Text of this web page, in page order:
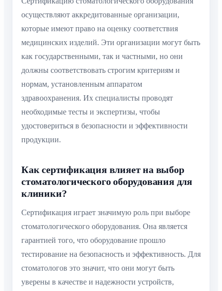
осуществляют аккредитованные организации,
которые имеют право на оценку соответствия
медицинских изделий. Эти организации могут быть
как государственными, так и частными, но они
должны соответствовать строгим критериям и
нормам, установленным аппаратом
здравоохранения. Их специалисты проводят
необходимые тесты и экспертизы, чтобы
удостовериться в безопасности и эффективности
продукции.
Как сертификация влияет на выбор
стоматологического оборудования для
клиники?
Сертификация играет значимую роль при выборе
стоматологического оборудования. Она является
гарантией того, что оборудование прошло
тестирование на безопасность и эффективность. Для
стоматологов это значит, что они могут быть
уверены в качестве и надежности устройств,